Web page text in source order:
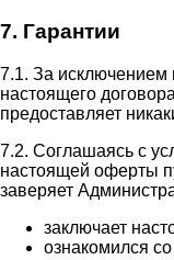
7. Гарантии
7.1. За исключением
настоящего
предоставляет
7.2. Соглашаясь с
настоящей оферты
заверяет
заключает
ознакомился